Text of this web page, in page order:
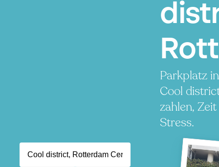
Parkplatz
Cool
zahlen,
Stress.